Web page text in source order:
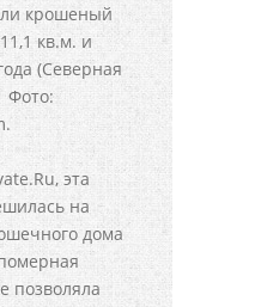
крошеный
кв.м. и
(Северная
Фото:
эта
на
дома
позволяла